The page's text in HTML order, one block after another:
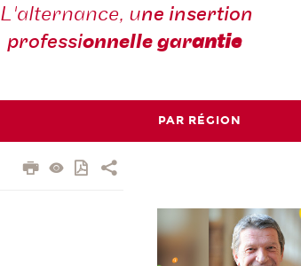
L'alternance, une insertion
professionnelle garantie
PAR RÉGION